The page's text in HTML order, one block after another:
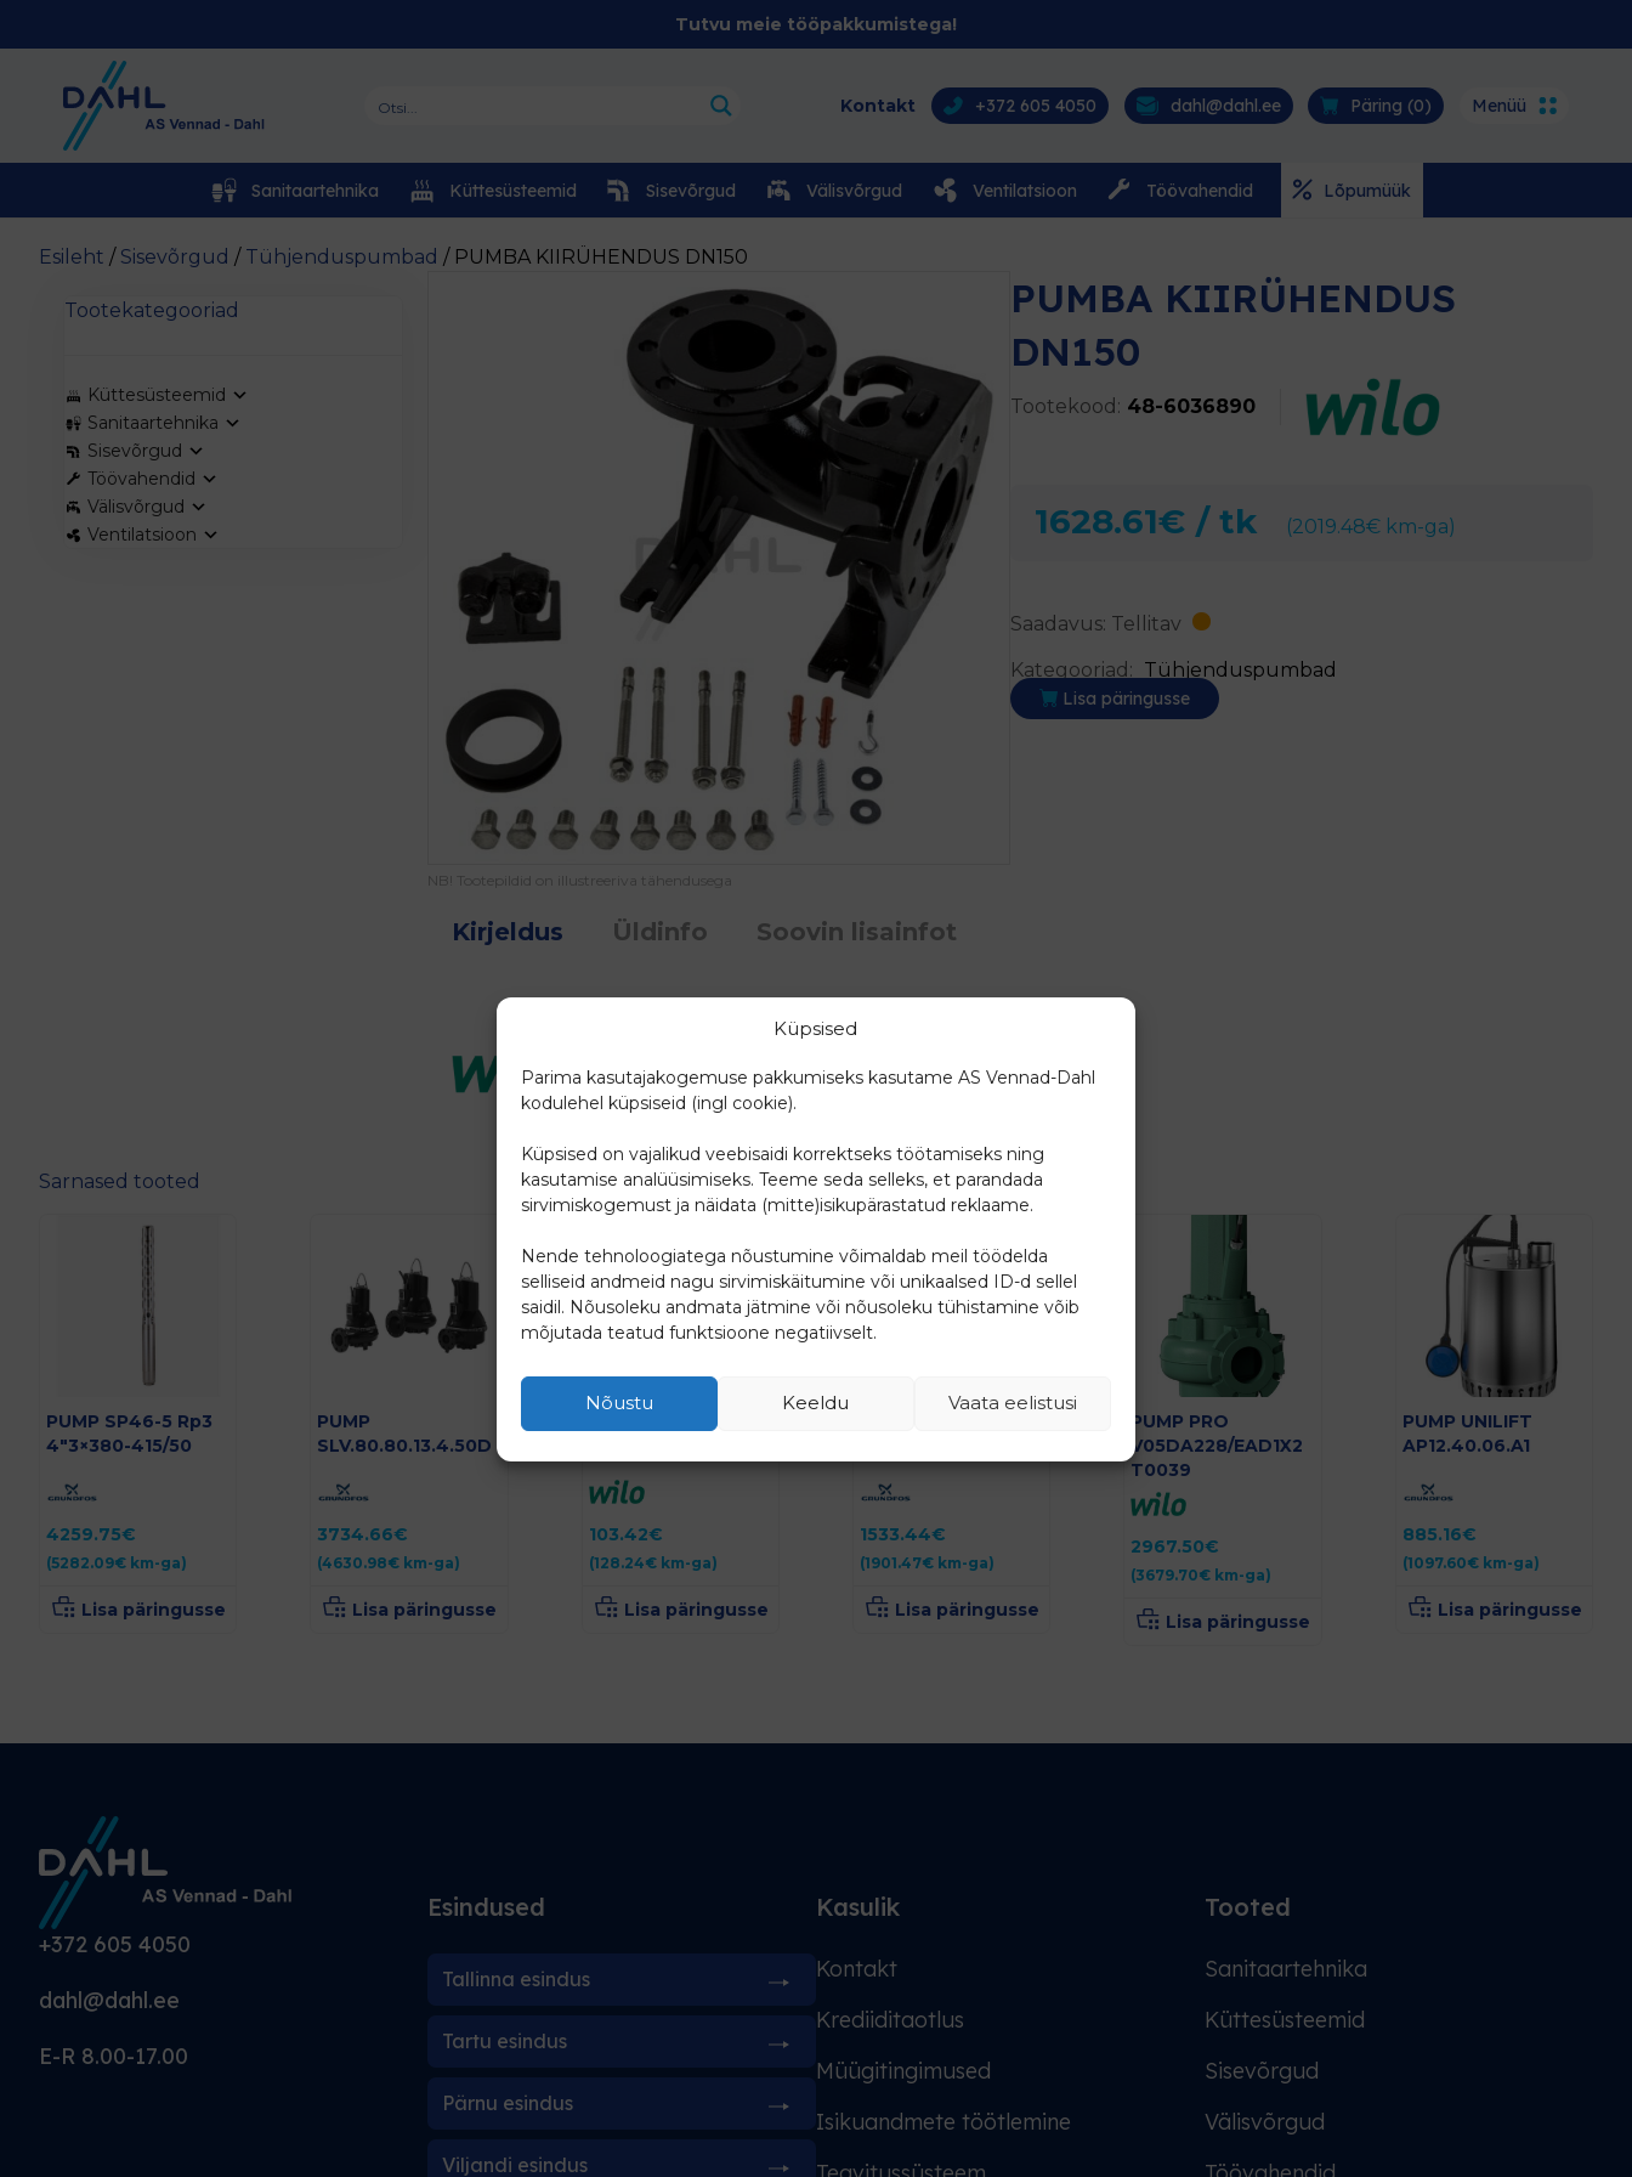
Küpsised
Parima kasutajakogemuse pakkumiseks kasutame AS Vennad-Dahl
kodulehel küpsiseid (ingl cookie).
Küpsised on vajalikud veebisaidi korrektseks töötamiseks ning
kasutamise analüüsimiseks. Teeme seda selleks, et parandada
sirvimiskogemust ja näidata (mitte)isikupärastatud reklaame.
Nende tehnoloogiatega nõustumine võimaldab meil töödelda
selliseid andmeid nagu sirvimiskäitumine või unikaalsed ID-d sellel
saidil. Nõusoleku andmata jätmine või nõusoleku tühistamine võib
mõjutada teatud funktsioone negatiivselt.
Nõustu Keeldu Vaata eelistusi
Tutvu meie tööpakkumistega!
Kontakt +372 605 4050 dahl@dahl.ee Päring (0) Menüü
Sanitaartehnika Küttesüsteemid Sisevõrgud Välisvõrgud Ventilatsioon Töövahendid Lõpumüük
Esileht / Sisevõrgud / Tühjenduspumbad / PUMBA KIIRÜHENDUS DN150
Tootekategooriad
Küttesüsteemid
Sanitaartehnika
Sisevõrgud
Töövahendid
Välisvõrgud
Ventilatsioon
NB! Tootepildid on illustreeriva tähendusega
PUMBA KIIRÜHENDUS
DN150
Tootekood: 48-6036890
1628.61€ / tk (2019.48€ km-ga)
Saadavus: Tellitav
Kategooriad: Tühjenduspumbad
Lisa päringusse
Kirjeldus Üldinfo Soovin lisainfot
Sarnased tooted
PUMP SP46-5 Rp3
4″3×380-415/50
4259.75€
(5282.09€ km-ga)
Lisa päringusse
PUMP
SLV.80.80.13.4.50D
3734.66€
(4630.98€ km-ga)
Lisa päringusse
PUMBA UJUK WA65
103.42€
(128.24€km-ga)
Lisa päringusse
1533.44€
(1901.47€km-ga)
Lisa päringusse
PUMP PRO
V05DA228/EAD1X2
T0039
2967.50€
(3679.70€ km-ga)
Lisa päringusse
PUMP UNILIFT
AP12.40.06.A1
885.16€
(1097.60€km-ga)
Lisa päringusse
+372 605 4050
dahl@dahl.ee
E-R 8.00-17.00
Esindused
Tallinna esindus
Tartu esindus
Pärnu esindus
Viljandi esindus
Kasulik
Kontakt
Krediiditaotlus
Müügitingimused
Isikuandmete töötlemine
Tooted
Sanitaartehnika
Küttesüsteemid
Sisevõrgud
Välisvõrgud